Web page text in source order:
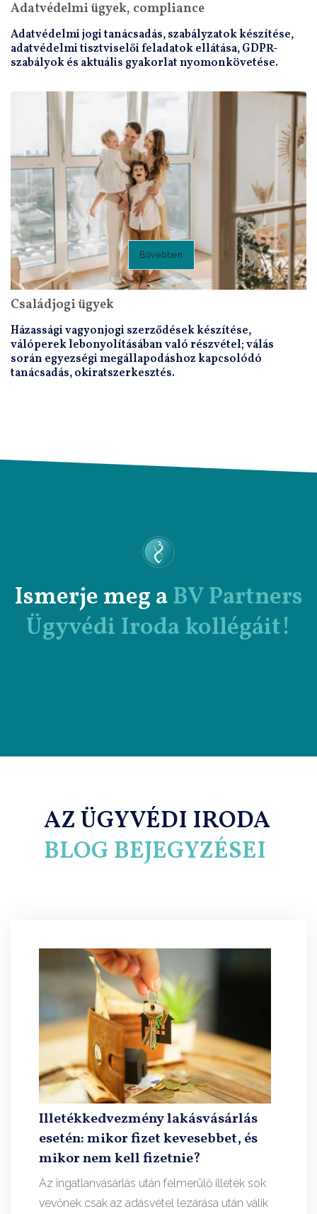
Adatvédelmi ügyek, compliance
Adatvédelmi jogi tanácsadás, szabályzatok készítése,
adatvédelmi tisztviselői feladatok ellátása, GDPR-
szabályok és aktuális gyakorlat nyomonkövetése.
Bővebben
Családjogi ügyek
Házassági vagyonjogi szerződések készítése,
válóperek lebonyolításában való részvétel; válás
során egyezségi megállapodáshoz kapcsolódó
tanácsadás, okiratszerkesztés.
Ismerje meg aBV Partners
Ügyvédi Iroda kollégáit!
AZ ÜGYVÉDI IRODA
BLOG BEJEGYZÉSEI
Illetékkedvezmény lakásvásárlás
esetén: mikor fizet kevesebbet, és
mikor nem kell fizetnie?
Az ingatlanvásárlás után felmerülő illeték sok
vevőnek csak az adásvétel lezárása után válik